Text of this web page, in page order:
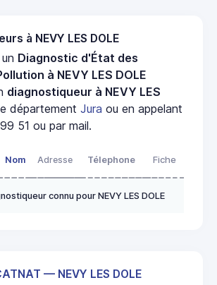
à NEVY LES DOLE
Diagnostic d'État des
à NEVY LES DOLE
diagnostiqueur à NEVY LES
département Jura ou en appelant
51 ou par mail.
Nom Adresse Télephone Fiche
connu pour NEVY LES DOLE
— NEVY LES DOLE